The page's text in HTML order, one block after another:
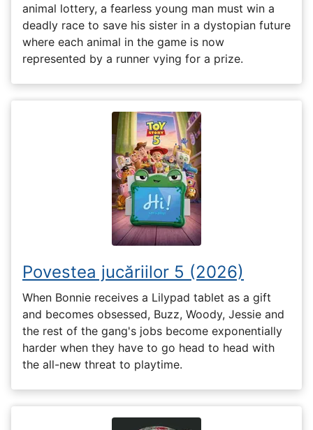
animal lottery, a fearless young man must win a
deadly race to save his sister in a dystopian future
where each animal in the game is now
represented by a runner vying for a prize.
Povestea jucăriilor 5 (2026)
When Bonnie receives a Lilypad tablet as a gift
and becomes obsessed, Buzz, Woody, Jessie and
the rest of the gang's jobs become exponentially
harder when they have to go head to head with
the all-new threat to playtime.